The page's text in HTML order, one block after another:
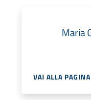
Maria
VAI ALLA PAGINA